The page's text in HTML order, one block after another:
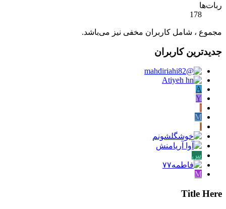
ربات‌ها
178
مجموع ، شامل کاربران مخفی نیز می‌باشد.
جدیدترین کاربران
A
Y
M
س
M
Title Here